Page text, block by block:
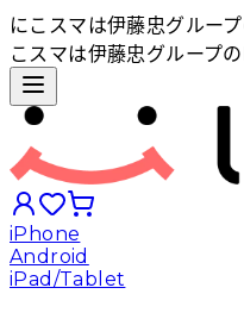
にこスマは伊藤忠グルー
こスマは伊藤忠グループ
iPhone
Android
iPad/Tablet